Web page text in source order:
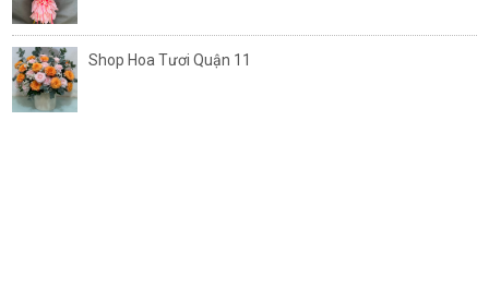
Shop Hoa Tươi Quận 11